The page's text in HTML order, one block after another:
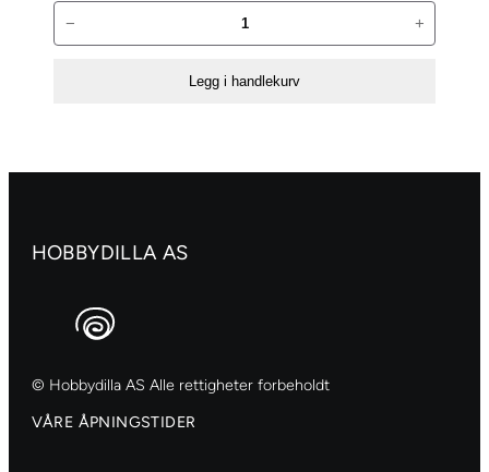
antall
− +
Legg i handlekurv
HOBBYDILLA AS
© Hobbydilla AS Alle rettigheter forbeholdt
VÅRE ÅPNINGSTIDER